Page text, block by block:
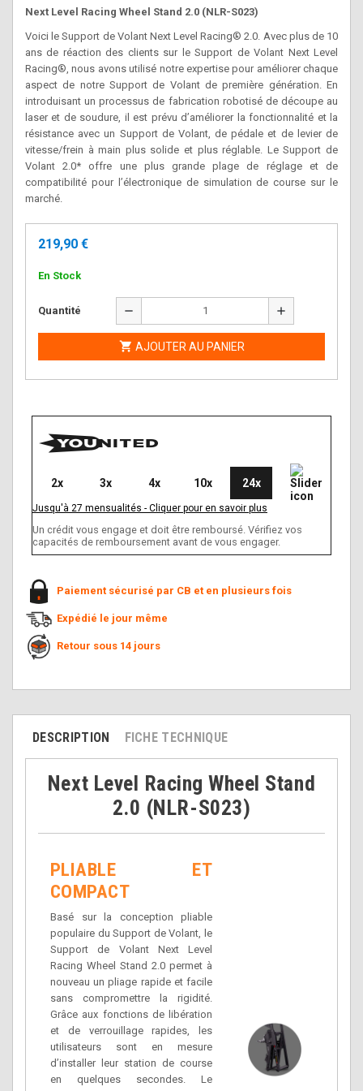
Next Level Racing Wheel Stand 2.0 (NLR-S023)
Voici le Support de Volant Next Level Racing® 2.0. Avec plus de 10
ans de réaction des clients sur le Support de Volant Next Level
Racing®, nous avons utilisé notre expertise pour améliorer chaque
aspect de notre Support de Volant de première génération. En
introduisant un processus de fabrication robotisé de découpe au
laser et de soudure, il est prévu d’améliorer la fonctionnalité et la
résistance avec un Support de Volant, de pédale et de levier de
vitesse/frein à main plus solide et plus réglable. Le Support de
Volant 2.0* offre une plus grande plage de réglage et de
compatibilité pour l’électronique de simulation de course sur le
marché.
219,90 €
En Stock
Quantité remove add
 AJOUTER AU PANIER
2x 3x 4x 10x 24x
Jusqu'à 27 mensualités - Cliquer pour en savoir plus
Un crédit vous engage et doit être remboursé. Vérifiez vos
capacités de remboursement avant de vous engager.
Paiement sécurisé par CB et en plusieurs fois
Expédié le jour même
Retour sous 14 jours
DESCRIPTION FICHE TECHNIQUE
Next Level Racing Wheel Stand
2.0 (NLR-S023)
PLIABLE ET
COMPACT
Basé sur la conception pliable
populaire du Support de Volant, le
Support de Volant Next Level
Racing Wheel Stand 2.0 permet à
nouveau un pliage rapide et facile
sans compromettre la rigidité.
Grâce aux fonctions de libération
et de verrouillage rapides, les
utilisateurs sont en mesure
d’installer leur station de course
en quelques secondes. Le